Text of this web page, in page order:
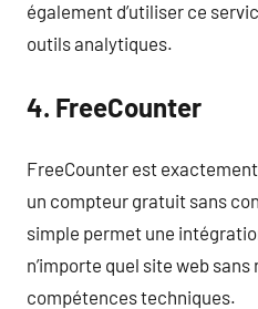
également d’utiliser ce
outils analytiques.
4. FreeCounter
FreeCounter est
un compteur gratuit sans
simple permet une
n’importe quel site web
compétences techniques.